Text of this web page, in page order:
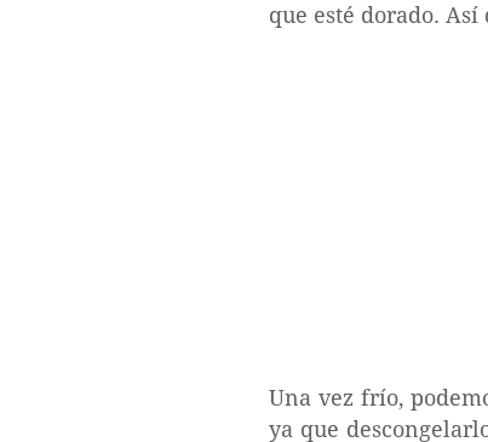
que esté dorado. Así
Una vez frío,
ya que